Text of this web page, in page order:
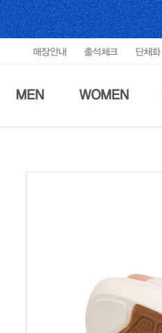
매장안내 출석체크 단체화
MEN WOMEN